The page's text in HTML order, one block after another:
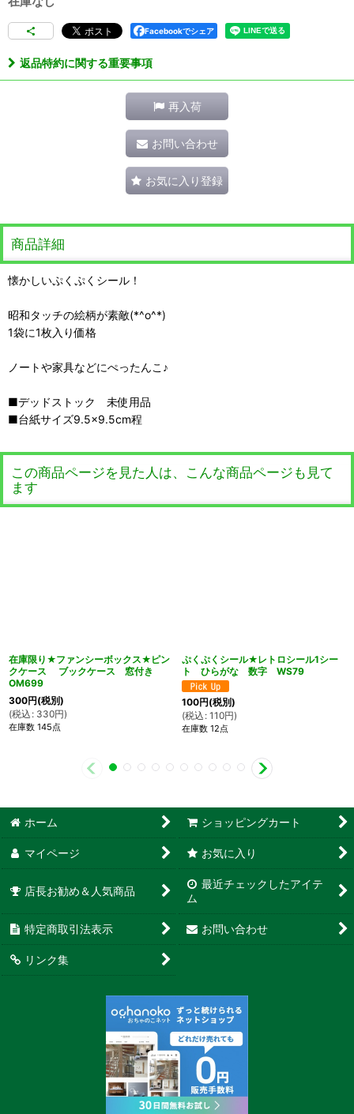
Facebookでシェア
返品特約に関する重要事項
再入荷
お問い合わせ
お気に入り登録
商品詳細
懐かしいぷくぷくシール！
昭和タッチの絵柄が素敵(*^o^*)
1袋に1枚入り価格
ノートや家具などにぺったんこ♪
■デッドストック 未使用品
■台紙サイズ9.5×9.5cm程
この商品ページを見た人は、こんな商品ページも見て
ます
在庫限り★ファンシーボックス★ピン
クケース ブックケース 窓付き
OM699
300円(税別)
(税込 : 330円)
在庫数 145点
ぷくぷくシール★レトロシール1シー
ト ひらがな 数字 WS79
100円(税別)
(税込 : 110円)
在庫数 12点
ホーム ショッピングカート
マイページ お気に入り
店長お勧め＆人気商品
最近チェックしたアイテ
ム
特定商取引法表示 お問い合わせ
リンク集